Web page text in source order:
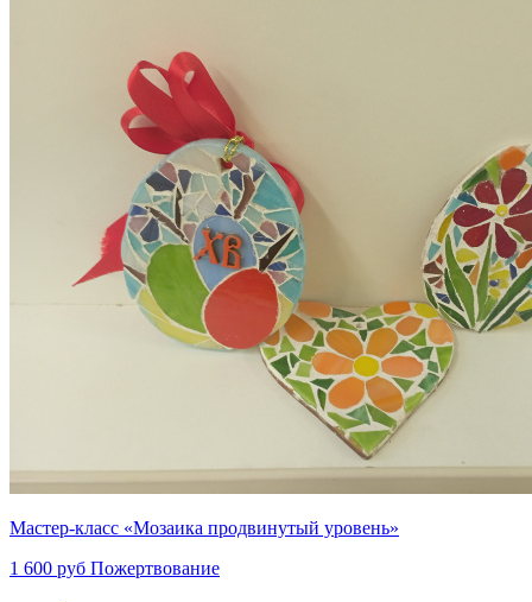
Мастер-класс «Мозаика продвинутый уровень»
1 600 руб Пожертвование